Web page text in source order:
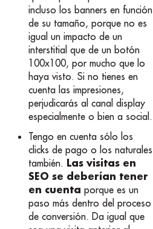
incluso los banners en función
de su tamaño, porque no es
igual un impacto de un
interstitial que de un botón
100x100, por mucho que lo
haya visto. Si no tienes en
cuenta las impresiones,
perjudicarás al canal display
especialmente o bien a social.
Tengo en cuenta sólo los
clicks de pago o los naturales
también. Las visitas en
SEO se deberían tener
en cuenta porque es un
paso más dentro del proceso
de conversión. Da igual que